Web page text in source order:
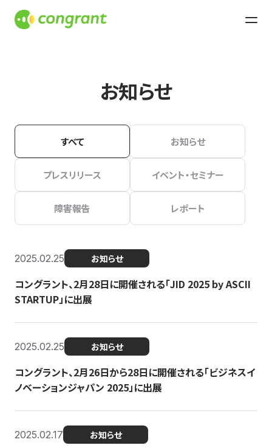
お知らせ
すべて お知らせ
プレスリリース イベント・セミナー
障害報告 レポート
2025.02.25 お知らせ
コングラント、2月28日に開催される「JID 2025 by ASCII
STARTUP」に出展
2025.02.25 お知らせ
コングラント、2月26日から28日に開催される「ビジネスイ
ノベーションジャパン 2025」に出展
2025.02.17 お知らせ